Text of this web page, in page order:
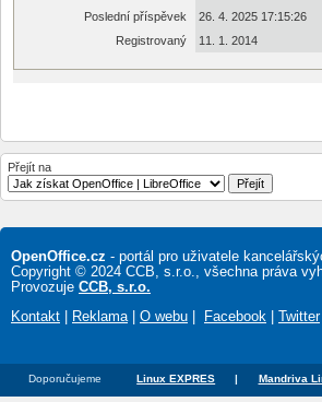
Poslední příspěvek
26. 4. 2025 17:15:26
Registrovaný
11. 1. 2014
Přejít na
OpenOffice.cz - portál pro uživatele
Copyright © 2024 CCB, s.r.o., všechna práva
Provozuje CCB, s.r.o.
Kontakt
Reklama O webu Facebook Twitter
Doporučujeme Linux EXPRES | Mandriva